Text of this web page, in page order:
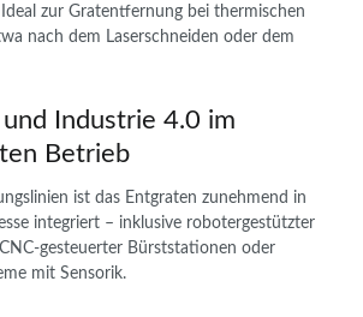
zur Gratentfernung bei thermischen
nach dem Laserschneiden oder dem
Industrie 4.0 im
Betrieb
ist das Entgraten zunehmend in
integriert – inklusive robotergestützter
gesteuerter Bürststationen oder
mit Sensorik.